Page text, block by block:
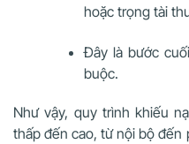
hoặc trọng tài
Đây là bước
buộc.
Như vậy, quy trình khiếu
thấp đến cao, từ nội bộ đến